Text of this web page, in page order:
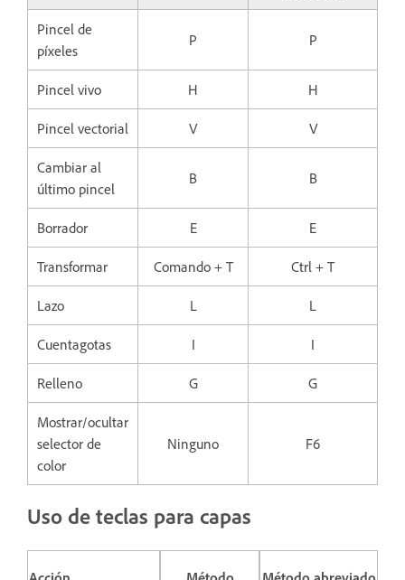
Pincel de
píxeles
P P
Pincel vivo H H
Pincel vectorial V V
Cambiar al
último pincel
B B
Borrador E E
Transformar Comando + T Ctrl + T
Lazo L L
Cuentagotas I I
Relleno G G
Mostrar/ocultar
selector de
color
Ninguno F6
Uso de teclas para capas